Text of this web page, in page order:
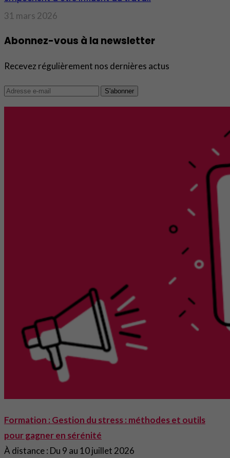
31 mars 2026
Abonnez-vous à la newsletter
Recevez régulièrement nos dernières actus
S'abonner
Formation : Gestion du stress : méthodes et outils
pour gagner en sérénité
À distance : Du 9 au 10 juillet 2026